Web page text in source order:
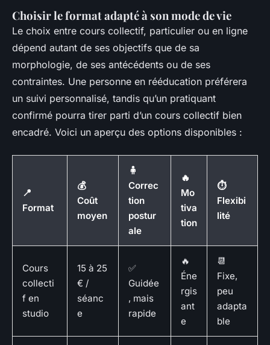
Choisir le format adapté à son mode de vie
Le choix entre cours collectif, particulier ou en ligne
dépend autant de ses objectifs que de sa
morphologie, de ses antécédents ou de ses
contraintes. Une personne en rééducation préférera
un suivi personnalisé, tandis qu’un pratiquant
confirmé pourra tirer parti d’un cours collectif bien
encadré. Voici un aperçu des options disponibles :
📍
Format
💰
Coût
moyen
🧍
Correc
tion
postur
ale
🔥
Mo
tiva
tion
⏱️
Flexibi
lité
Cours
collecti
f en
studio
15 à 25
€ /
séanc
e
✅
Guidée
, mais
rapide
🔥
Éne
rgis
ant
e
📆
Fixe,
peu
adapta
ble